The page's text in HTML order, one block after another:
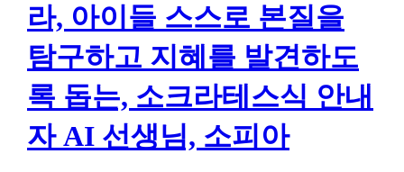
라, 아이들 스스로 본질을
탐구하고 지혜를 발견하도
록 돕는, 소크라테스식 안내
자 AI 선생님, 소피아